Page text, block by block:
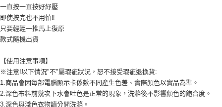
一直按一直按好紓壓
即使按完也不用怕‼️
只要輕輕一推馬上復原
款式隨機出貨
【使用注意事項】
※注意!以下情況"不"屬瑕疵狀況，恕不接受瑕疵退換貨:
1.商品會因每部電腦顯示卡係數不同產生色差、實際顏色以實品為準。
2.深色布料前幾次下水會吐色是正常的現象，洗滌後不影響顏色的飽合度。
3.深色與淺色衣物請分開洗滌。